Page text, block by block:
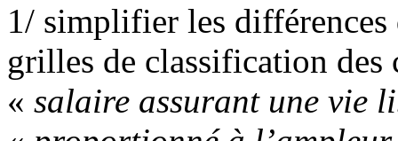
1/ simplifier les différences
grilles de classification
« salaire assurant une vie